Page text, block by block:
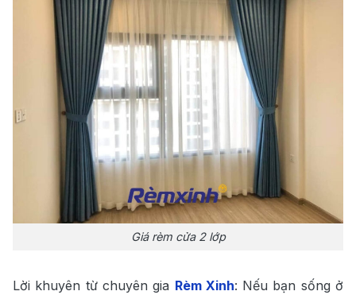
Giá rèm cửa 2 lớp
Lời khuyên từ chuyên gia Rèm Xinh: Nếu bạn sống ở